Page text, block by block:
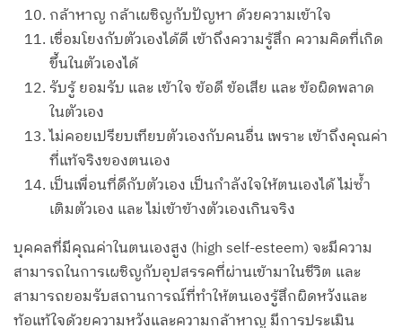
กล้าหาญ กล้าเผชิญกับปัญหา ด้วยความเข้าใจ
เชื่อมโยงกับตัวเองได้ดี เข้าถึงความรู้สึก ความคิดที่เกิด
ขึ้นในตัวเองได้
รับรู้ ยอมรับ และ เข้าใจ ข้อดี ข้อเสีย และ ข้อผิดพลาด
ในตัวเอง
ไม่คอยเปรียบเทียบตัวเองกับคนอื่น เพราะ เข้าถึงคุณค่า
ที่แท้จริงของตนเอง
เป็นเพื่อนที่ดีกับตัวเอง เป็นกำลังใจให้ตนเองได้ ไม่ซ้ำ
เติมตัวเอง และ ไม่เข้าข้างตัวเองเกินจริง
บุคคลที่มีคุณค่าในตนเองสูง (high self-esteem) จะมีความ
สามารถในการเผชิญกับอุปสรรคที่ผ่านเข้ามาในชีวิต และ
สามารถยอมรับสถานการณ์ที่ทำให้ตนเองรู้สึกผิดหวังและ
ท้อแท้ใจด้วยความหวังและความกล้าหาญ มีการประเมิน